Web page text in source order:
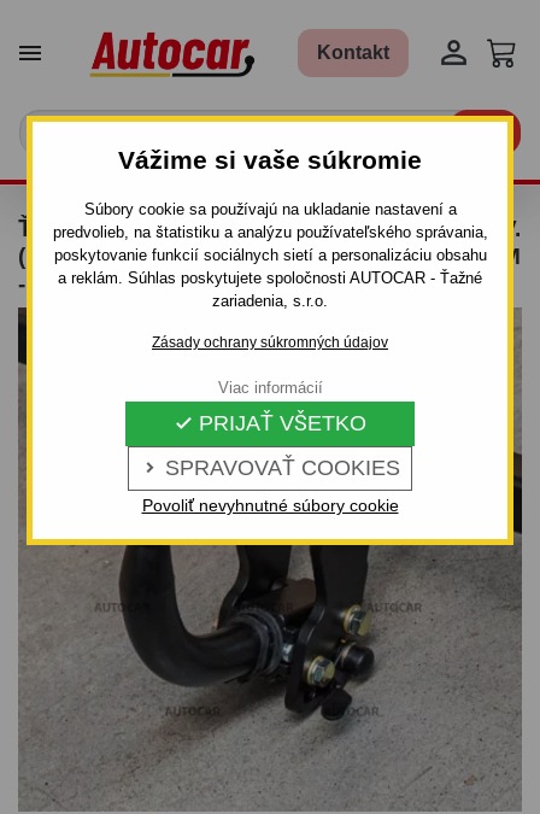
Vážime si vaše súkromie
Súbory cookie sa používajú na ukladanie nastavení a
predvolieb, na štatistiku a analýzu používateľského správania,
poskytovanie funkcií sociálnych sietí a personalizáciu obsahu
a reklám. Súhlas poskytujete spoločnosti AUTOCAR - Ťažné
zariadenia, s.r.o.
Zásady ochrany súkromných údajov
 SPRAVOVAŤ COOKIES
 PRIJAŤ VŠETKO
Povoliť nevyhnutné súbory cookie
Viac informácií
 Kontakt 
ŤAŽNÉ ZARIADENIE PRE KIA SHUMA II - 5DV.
(FB) - ODNÍMATEĽNÝ BAJONETOVÝ SYSTÉM
- OD 1998 DO 2001/04